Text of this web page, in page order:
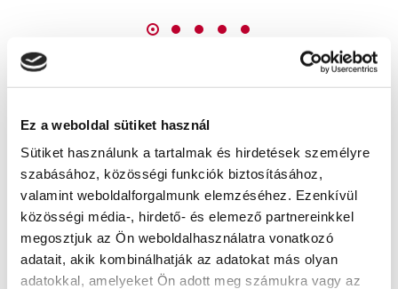
Ez a weboldal sütiket használ
Sütiket használunk a tartalmak és hirdetések személyre
szabásához, közösségi funkciók biztosításához,
valamint weboldalforgalmunk elemzéséhez. Ezenkívül
közösségi média-, hirdető- és elemező partnereinkkel
megosztjuk az Ön weboldalhasználatra vonatkozó
adatait, akik kombinálhatják az adatokat más olyan
adatokkal, amelyeket Ön adott meg számukra vagy az
NISSAN ARIYA EVOLVE 87 kWh 2WD + 22 kW
Charger + 4DB TÉLIGUMI!!!
Évjárat: 2025.01.23.
Futott km: 990
Szín AKATSUKI RÉZ /FEKETE
ÁR: 20.390.000.-Ft